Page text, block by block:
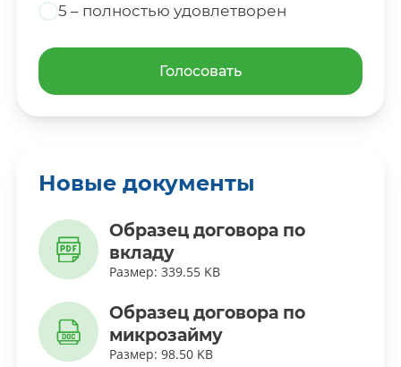
5 – полностью удовлетворен
Голосовать
Новые документы
Образец договора по
вкладу
Размер: 339.55 KB
Образец договора по
микрозайму
Размер: 98.50 KB